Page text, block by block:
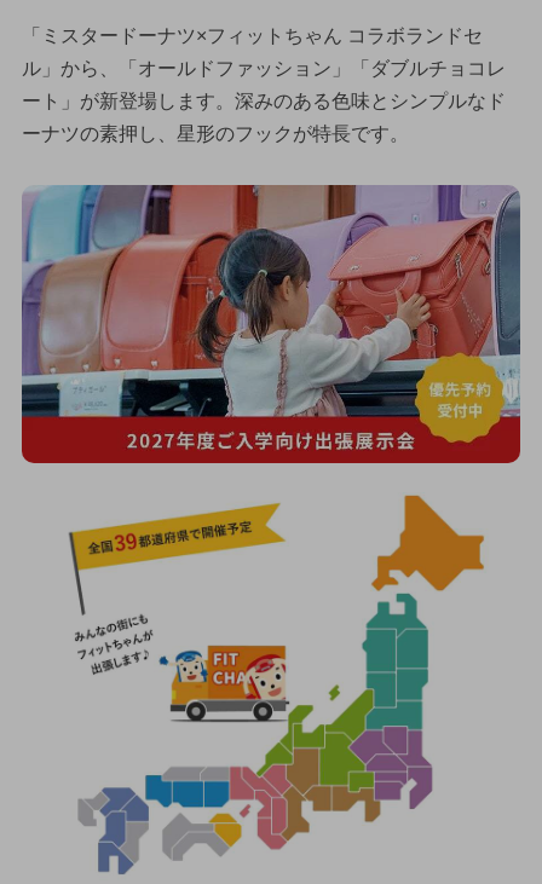
「ミスタードーナツ×フィットちゃん コラボランドセ
ル」から、「オールドファッション」「ダブルチョコレ
ート」が新登場します。深みのある色味とシンプルなド
ーナツの素押し、星形のフックが特長です。